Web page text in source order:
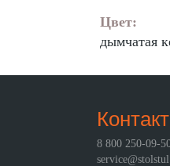
Цвет:
дымчатая
8 800 250-09-